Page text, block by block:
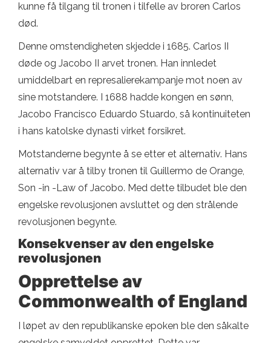
kunne få tilgang til tronen i tilfelle av broren Carlos
død.
Denne omstendigheten skjedde i 1685. Carlos II
døde og Jacobo II arvet tronen. Han innledet
umiddelbart en represalierekampanje mot noen av
sine motstandere. I 1688 hadde kongen en sønn,
Jacobo Francisco Eduardo Stuardo, så kontinuiteten
i hans katolske dynasti virket forsikret.
Motstanderne begynte å se etter et alternativ. Hans
alternativ var å tilby tronen til Guillermo de Orange,
Son -in -Law of Jacobo. Med dette tilbudet ble den
engelske revolusjonen avsluttet og den strålende
revolusjonen begynte.
Konsekvenser av den engelske
revolusjonen
Opprettelse av
Commonwealth of England
I løpet av den republikanske epoken ble den såkalte